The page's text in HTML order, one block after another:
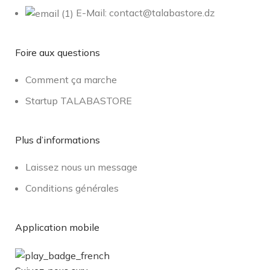
E-Mail: contact@talabastore.dz
Foire aux questions
Comment ça marche
Startup TALABASTORE
Plus d’informations
Laissez nous un message
Conditions générales
Application mobile